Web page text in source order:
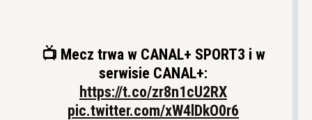
📺 Mecz trwa w CANAL+ SPORT3 i w
serwisie CANAL+:
https://t.co/zr8n1cU2RX
pic.twitter.com/xW4lDkO0r6